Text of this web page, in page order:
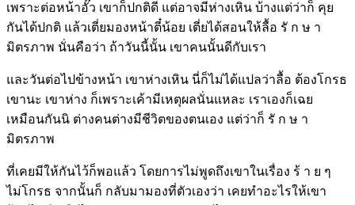
เพราะต่อหน้าอั๊ว เขาก็ปกติดี แต่อาจมีห่างเหิน บ้างแต่ว่าก็ คุย
กันได้ปกติ แล้วเตี่ยมองหน้าตี๋น้อย เตี่ยได้สอนให้ลื้อ รั ก ษ า
มิตรภาพ นั่นคือว่า ถ้าวันนี้นั้น เขาคนนั้นดีกับเรา
และวันต่อไปข้างหน้า เขาห่างเหิน นี่ก็ไม่ได้แปลว่าลื้อ ต้องโกรธ
เขานะ เขาห่าง ก็เพราะเค้ามีเหตุผลนั่นแหละ เราเองก็เฉย
เหมือนกันนิ ต่างคนต่างมีชีวิตของตนเอง แต่ว่าก็ รั ก ษ า
มิตรภาพ
ที่เคยมีให้กันไว้ก็พอแล้ว โดยการไม่พูดถึงเขาในเรื่อง ร้ า ย ๆ
ไม่โกรธ จากนั้นก็ กลับมามองที่ตัวเองว่า เคยทำอะไรให้เขา